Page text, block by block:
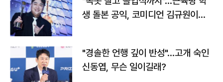
생 돌본 공익, 코미디언 김규원이었
"경솔한 언행 깊이 반성"…고개 숙인
신동엽, 무슨 일이길래?